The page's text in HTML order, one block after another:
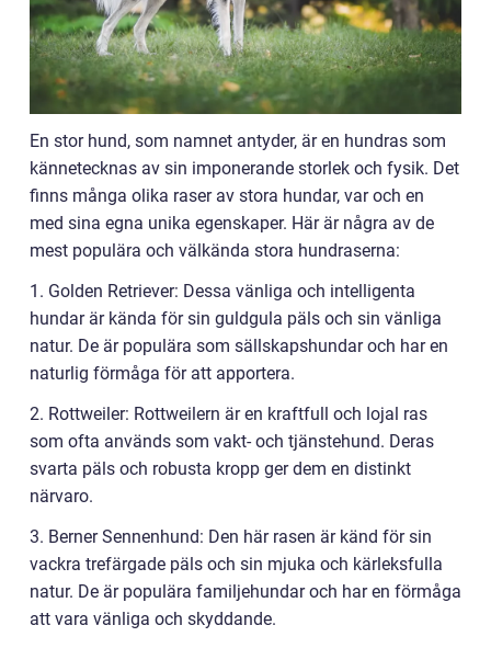
En stor hund, som namnet antyder, är en hundras som
kännetecknas av sin imponerande storlek och fysik. Det
finns många olika raser av stora hundar, var och en
med sina egna unika egenskaper. Här är några av de
mest populära och välkända stora hundraserna:
1. Golden Retriever: Dessa vänliga och intelligenta
hundar är kända för sin guldgula päls och sin vänliga
natur. De är populära som sällskapshundar och har en
naturlig förmåga för att apportera.
2. Rottweiler: Rottweilern är en kraftfull och lojal ras
som ofta används som vakt- och tjänstehund. Deras
svarta päls och robusta kropp ger dem en distinkt
närvaro.
3. Berner Sennenhund: Den här rasen är känd för sin
vackra trefärgade päls och sin mjuka och kärleksfulla
natur. De är populära familjehundar och har en förmåga
att vara vänliga och skyddande.